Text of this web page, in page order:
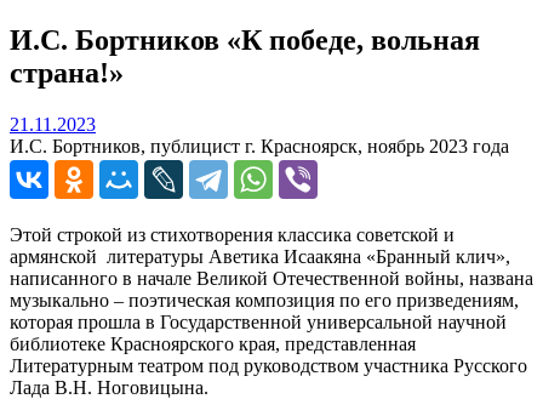
И.С. Бортников «К победе, вольная
страна!»
21.11.202321.11.2023
И.С. Бортников, публицист г. Красноярск, ноябрь 2023 года
Этой строкой из стихотворения классика советской и
армянской литературы Аветика Исаакяна «Бранный клич»,
написанного в начале Великой Отечественной войны, названа
музыкально – поэтическая композиция по его призведениям,
которая прошла в Государственной универсальной научной
библиотеке Красноярского края, представленная
Литературным театром под руководством участника Русского
Лада В.Н. Ноговицына.